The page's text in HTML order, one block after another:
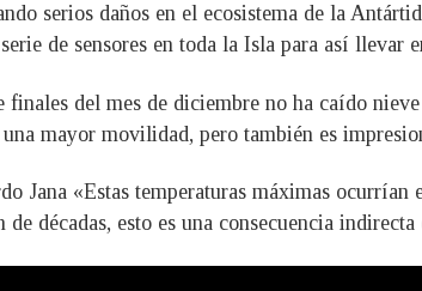
serios daños en el ecosistema de la
de sensores en toda la Isla para así
finales del mes de diciembre no ha caído
mayor movilidad, pero también es
Jana «Estas temperaturas máximas
décadas, esto es una consecuencia